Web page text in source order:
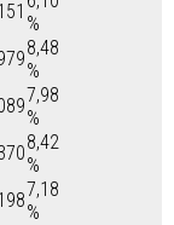
%
8,48
%
7,98
%
8,42
%
7,18
%